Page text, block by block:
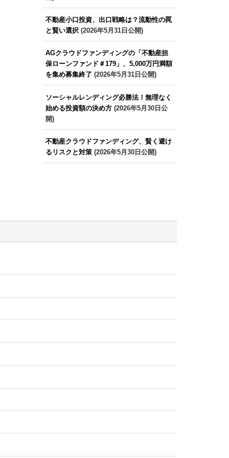
不動産小口投資、出口戦略は？流動性の罠
と賢い選択(2026年5月31日公開)
AGクラウドファンディングの「不動産担
保ローンファンド＃179」、5,000万円満額
を集め募集終了 (2026年5月31日公開)
ソーシャルレンディング必勝法！無理なく
始める投資額の決め方(2026年5月30日公
開)
不動産クラウドファンディング、賢く避け
るリスクと対策(2026年5月30日公開)